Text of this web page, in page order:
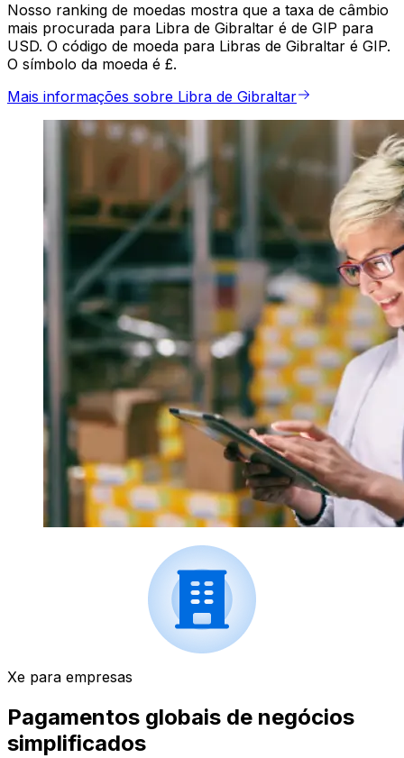
Nosso ranking de moedas mostra que a taxa de câmbio
mais procurada para Libra de Gibraltar é de GIP para
USD. O código de moeda para Libras de Gibraltar é GIP.
O símbolo da moeda é £.
Mais informações sobre Libra de Gibraltar
Xe para empresas
Pagamentos globais de negócios
simplificados